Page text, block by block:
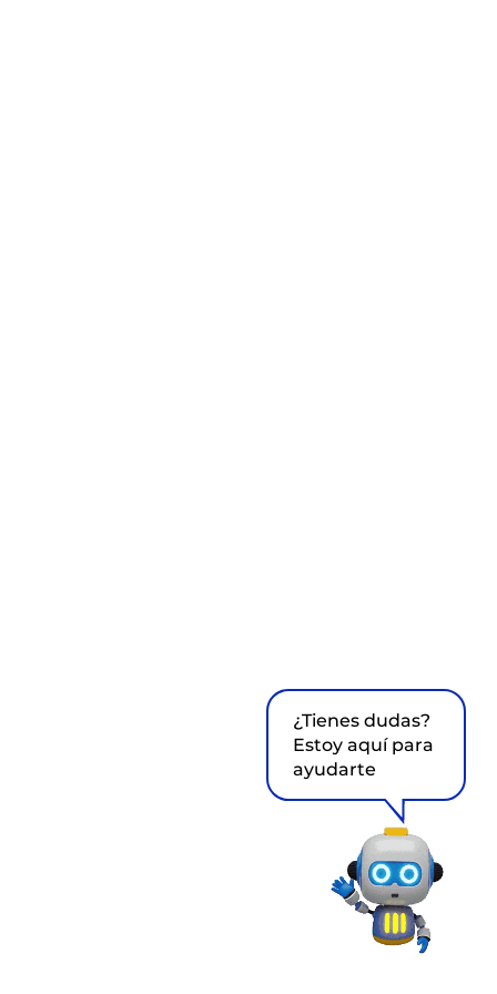
¿Tienes dudas?
Estoy aquí para
ayudarte